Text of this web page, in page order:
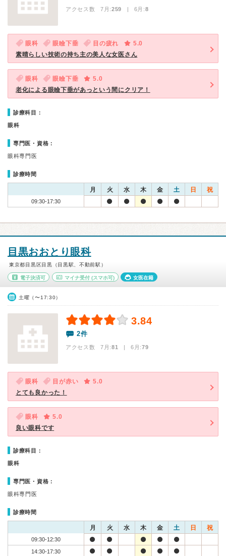
アクセス数 7月:259 | 6月:8
眼科 眼瞼下垂 目の疲れ
5.0
素晴らしい技術の持ち主の美人な女医さん
眼科 眼瞼下垂
5.0
老化による眼瞼下垂があっという間にクリア！
診療科目：
眼科
専門医・資格：
眼科専門医
診療時間
月 火 水 木 金 土 日 祝
09:30-17:30
目黒おおとり眼科
東京都目黒区目黒（目黒駅、不動前駅）
電子決済可 マイナ受付(スマホ可) 女医在籍
土曜（〜17:30）
3.84
2件
アクセス数 7月:81 | 6月:79
眼科 目が赤い
5.0
とても良かった！
眼科
5.0
良い眼科です
診療科目：
眼科
専門医・資格：
眼科専門医
診療時間
月 火 水 木 金 土 日 祝
09:30-12:30
14:30-17:30